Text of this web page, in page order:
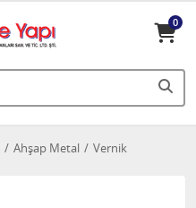
0
Ahşap Metal Vernik